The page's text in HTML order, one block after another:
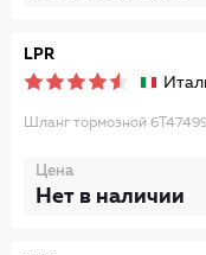
LPR
Шланг тормозной
Цена
Нет в наличии